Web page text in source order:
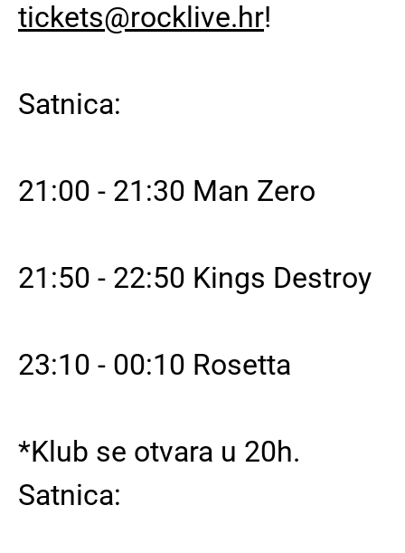
tickets@rocklive.hr!
Satnica:
21:00 - 21:30 Man Zero
21:50 - 22:50 Kings Destroy
23:10 - 00:10 Rosetta
*Klub se otvara u 20h.
Satnica: